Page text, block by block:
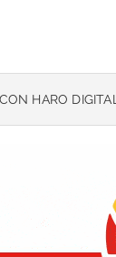
HARO DIGITAL